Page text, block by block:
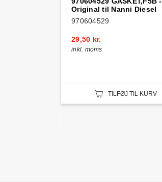
Original til Nanni Diesel
970604529
29,50 kr.
inkl. moms
TILFØJ TIL KURV